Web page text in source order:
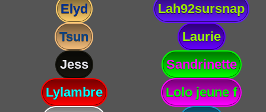
Elyd
Lah92sursnap
Tsun
Laurie
Jess
Sandrinette
Lylambre
Lolo jeune f